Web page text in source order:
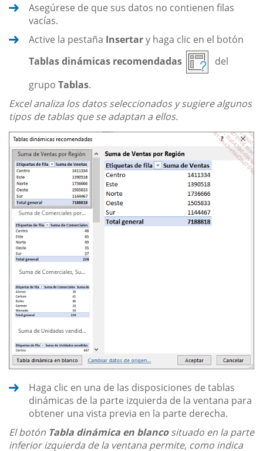
Asegúrese de que sus datos no contienen filas
vacías.
Active la pestaña Insertary haga clic en el botón
Tablas dinámicas recomendadas
del
grupo Tablas.
Excel analiza los datos seleccionados y sugiere algunos
tipos de tablas que se adaptan a ellos.
Haga clic en una de las disposiciones de tablas
dinámicas de la parte izquierda de la ventana para
obtener una vista previa en la parte derecha.
El botón Tabla dinámica en blancosituado en la parte
inferior izquierda de la ventana permite, como indica